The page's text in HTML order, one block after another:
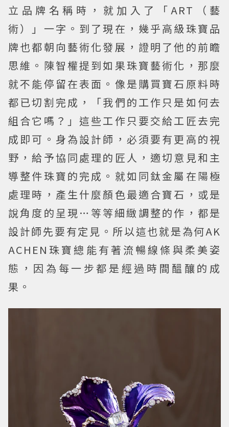
立品牌名稱時，就加入了「ART（藝
術）」一字。到了現在，幾乎高級珠寶品
牌也都朝向藝術化發展，證明了他的前瞻
思維。陳智權提到如果珠寶藝術化，那麼
就不能停留在表面。像是購買寶石原料時
都已切割完成，「我們的工作只是如何去
組合它嗎？」這些工作只要交給工匠去完
成即可。身為設計師，必須要有更高的視
野，給予協同處理的匠人，適切意見和主
導整件珠寶的完成。就如同鈦金屬在陽極
處理時，產生什麼顏色最適合寶石，或是
說角度的呈現…等等細緻調整的作，都是
設計師先要有定見。所以這也就是為何AK
ACHEN珠寶總能有著流暢線條與柔美姿
態，因為每一步都是經過時間醞釀的成
果。